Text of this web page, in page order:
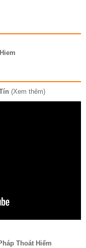
(Xem thêm)
Thoát Hiểm